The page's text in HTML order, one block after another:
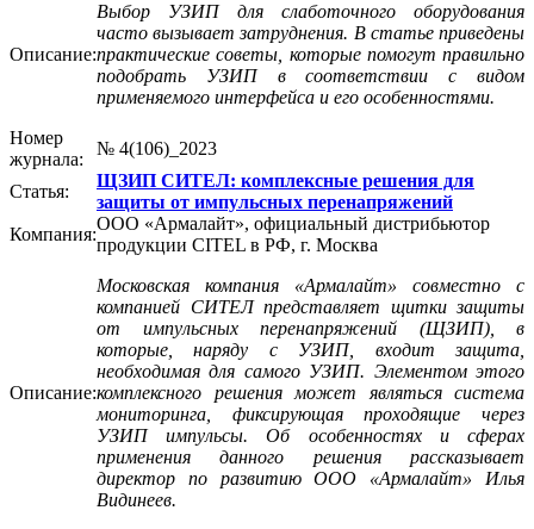
Описание:
Выбор УЗИП для слаботочного оборудования
часто вызывает затруднения. В статье приведены
практические советы, которые помогут правильно
подобрать УЗИП в соответствии с видом
применяемого интерфейса и его особенностями.
Номер
журнала:
№ 4(106)_2023
Статья:
ЩЗИП СИТЕЛ: комплексные решения для
защиты от импульсных перенапряжений
Компания:
ООО «Армалайт», официальный дистрибьютор
продукции CITEL в РФ, г. Москва
Описание:
Московская компания «Армалайт» совместно с
компанией СИТЕЛ представляет щитки защиты
от импульсных перенапряжений (ЩЗИП), в
которые, наряду с УЗИП, входит защита,
необходимая для самого УЗИП. Элементом этого
комплексного решения может являться система
мониторинга, фиксирующая проходящие через
УЗИП импульсы. Об особенностях и сферах
применения данного решения рассказывает
директор по развитию ООО «Армалайт» Илья
Видинеев.